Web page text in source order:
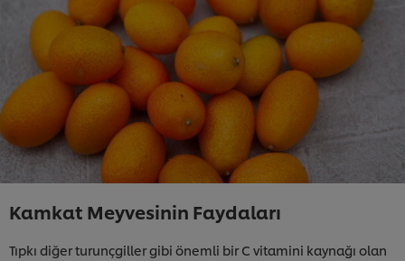
Kamkat Meyvesinin Faydaları
Tıpkı diğer turunçgiller gibi önemli bir C vitamini kaynağı olan